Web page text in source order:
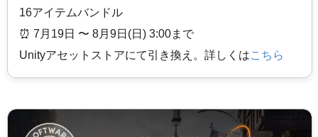
16アイテムバンドル
⏰️ 7月19日 〜 8月9日(日) 3:00まで
Unityアセットストアにて引き換え。詳しくはこちら